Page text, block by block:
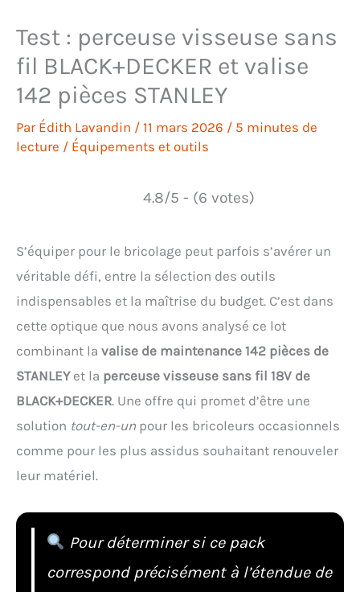
Test : perceuse visseuse sans
fil BLACK+DECKER et valise
142 pièces STANLEY
Par Édith Lavandin / 11 mars 2026 / 5 minutes de
lecture / Équipements et outils
4.8/5 - (6 votes)
S’équiper pour le bricolage peut parfois s’avérer un
véritable défi, entre la sélection des outils
indispensables et la maîtrise du budget. C’est dans
cette optique que nous avons analysé ce lot
combinant la valise de maintenance 142 pièces de
STANLEYet la perceuse visseuse sans fil 18V de
BLACK+DECKER. Une offre qui promet d’être une
solution tout-en-un pour les bricoleurs occasionnels
comme pour les plus assidus souhaitant renouveler
leur matériel.
Pour déterminer si ce pack
correspond précisément à l’étendue de